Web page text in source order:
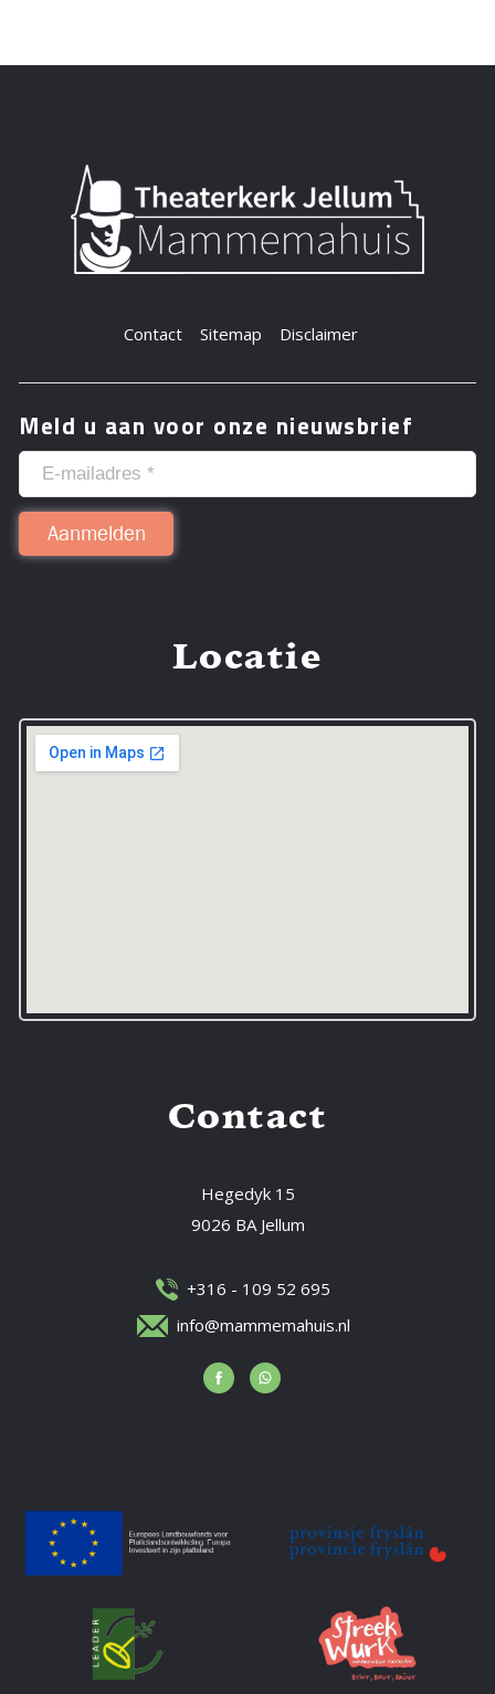
Contact Sitemap Disclaimer
Meld u aan voor onze nieuwsbrief
Locatie
Contact
Hegedyk 15
9026 BA Jellum
+316 - 109 52 695
info@mammemahuis.nl